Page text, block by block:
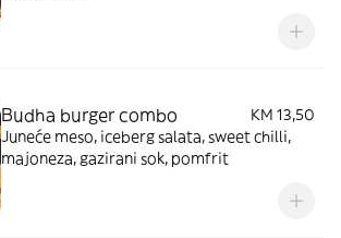
Budha burger combo
KM 13,50
Juneće meso, iceberg salata, sweet chilli,
majoneza, gazirani sok, pomfrit